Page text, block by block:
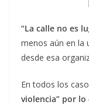
“La calle no es
menos aún en la
desde esa
En todos los
violencia” por lo